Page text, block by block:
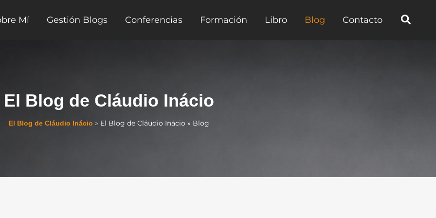
Mí Gestión Blogs Conferencias Formación Libro Blog Contacto
El Blog de Cláudio Inácio
El Blog de Cláudio Inácio » El Blog de Cláudio Inácio » Blog